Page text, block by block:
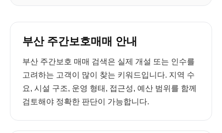
부산 주간보호매매 안내
부산 주간보호 매매 검색은 실제 개설 또는 인수를
고려하는 고객이 많이 찾는 키워드입니다. 지역 수
요, 시설 구조, 운영 형태, 접근성, 예산 범위를 함께
검토해야 정확한 판단이 가능합니다.